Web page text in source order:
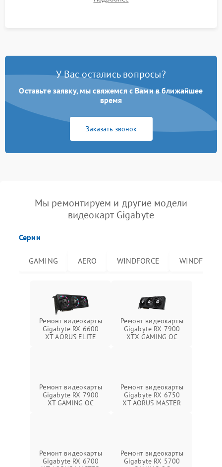
артефактов изображения, вылетов драйвера и зависаний.
У Вас остались вопросы?
Оставьте заявку, мы свяжемся с Вами в ближайшее
время
Заказать звонок
Мы ремонтируем и другие модели
видеокарт Gigabyte
Серии
GAMING AERO WINDFORCE
Ремонт видеокарты
Gigabyte RX 6600
XT AORUS ELITE
Ремонт видеокарты
Gigabyte RX 7900
XTX GAMING OC
Ремонт видеокарты
Gigabyte RX 7900
XT GAMING OC
Ремонт видеокарты
Gigabyte RX 6750
XT AORUS MASTER
Ремонт видеокарты
Gigabyte RX 6700
Ремонт видеокарты
Gigabyte RX 5700